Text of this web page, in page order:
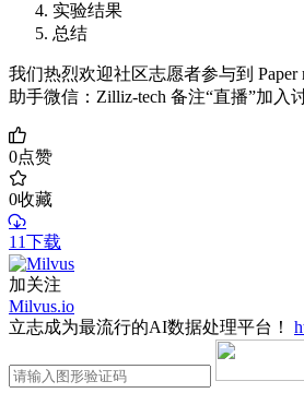
实验结果
总结
我们热烈欢迎社区志愿者参与到 Paper
助手微信：Zilliz-tech 备注“直播”加入
0点赞
0收藏
11下载
加关注
Milvus.io
立志成为最流行的AI数据处理平台！